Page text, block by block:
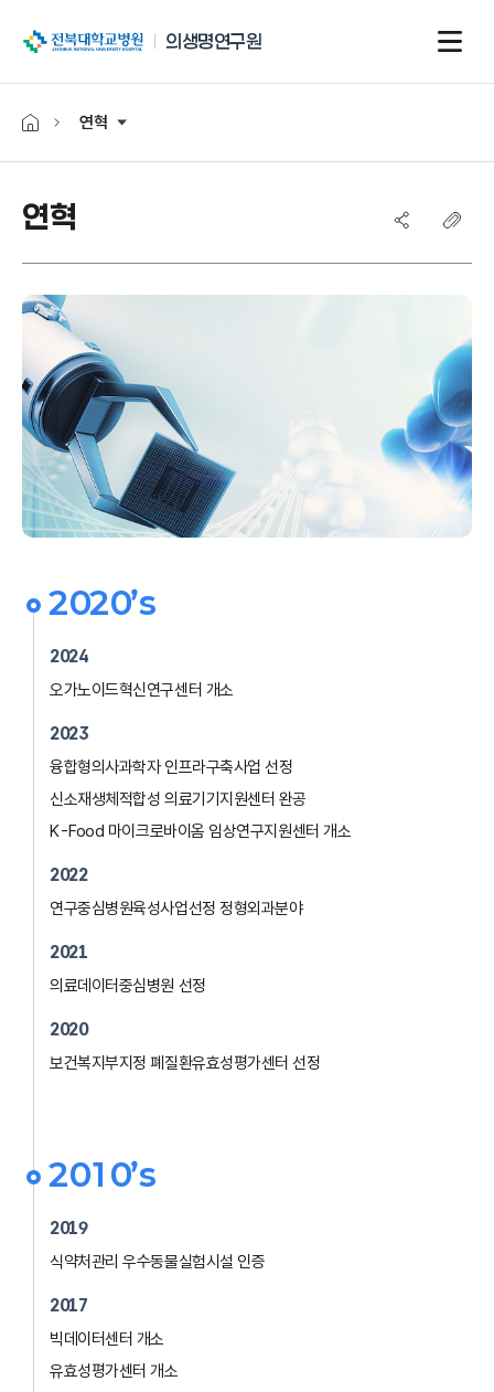
전북대학교병원
의생명연구원
연혁
연혁
2020’s
2024
오가노이드혁신연구센터 개소
2023
융합형의사과학자 인프라구축사업 선정
신소재생체적합성 의료기기지원센터 완공
K-Food 마이크로바이옴 임상연구지원센터 개소
2022
연구중심병원육성사업선정 정형외과분야
2021
의료데이터중심병원 선정
2020
보건복지부지정 폐질환유효성평가센터 선정
2010’s
2019
식약처관리 우수동물실험시설 인증
2017
빅데이터센터 개소
유효성평가센터 개소